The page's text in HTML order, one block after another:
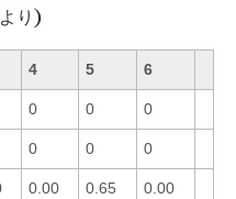
り)
4 5 6
0 0 0
0 0 0
0.00 0.65 0.00